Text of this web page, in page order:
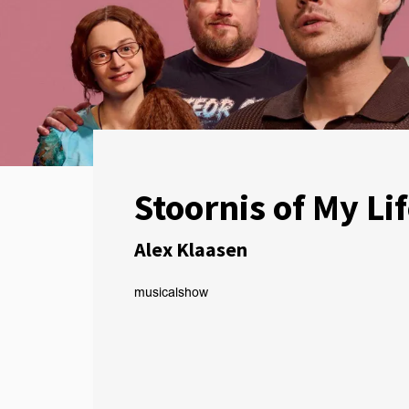
Stoornis of My
Alex Klaasen
musicalshow